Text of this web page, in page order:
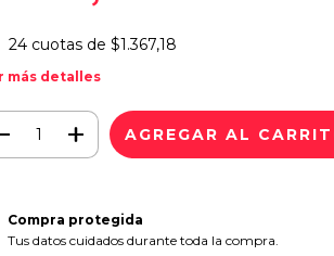
24 cuotas de $1.367,18
más detalles
Compra protegida
Tus datos cuidados durante toda la compra.